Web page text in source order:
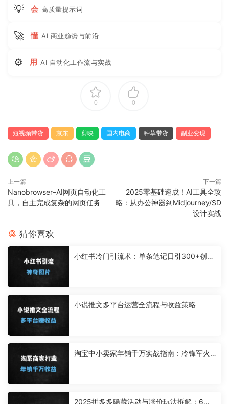
💡 会 高质量提示词
🚀 懂 AI 商业趋势与前沿
⚙ 用 AI 自动化工作流与实战
0 0
短视频带货 京东 剪映 国内电商 种草带货 副业变现
上一篇
Nanobrowser–AI网页自动化工
具，自主完成复杂的网页任务
下一篇
2025零基础速成！AI工具全攻
略：从办公神器到Midjourney/SD
设计实战
猜你喜欢
小红书冷门引流术：单条笔记日引300+创业
小说推文多平台运营全流程与收益策略
淘宝中小卖家年销千万实战指南：冷锋军火
2025拼多多隐藏活动与涨价玩法拆解：6大